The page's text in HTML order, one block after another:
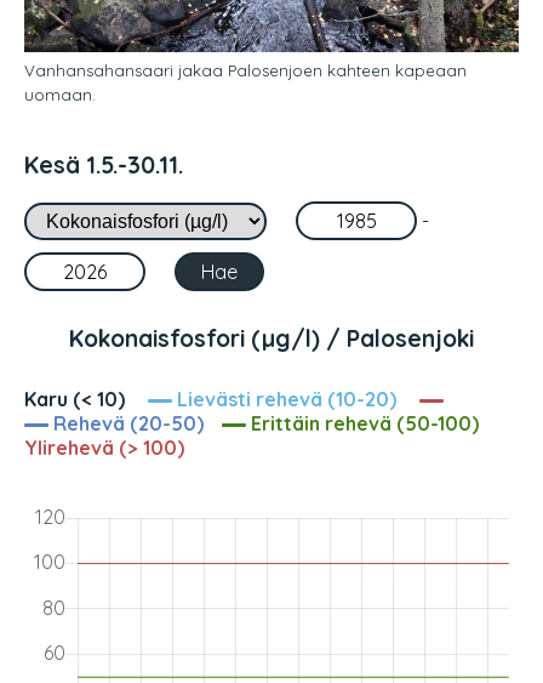
Vanhansahansaari jakaa Palosenjoen kahteen kapeaan
uomaan.
Kesä 1.5.-30.11.
-
Kokonaisfosfori (µg/l) / Palosenjoki
Karu (< 10)
Lievästi rehevä (10-20)
Rehevä (20-50)
Erittäin rehevä (50-100)
Ylirehevä (> 100)